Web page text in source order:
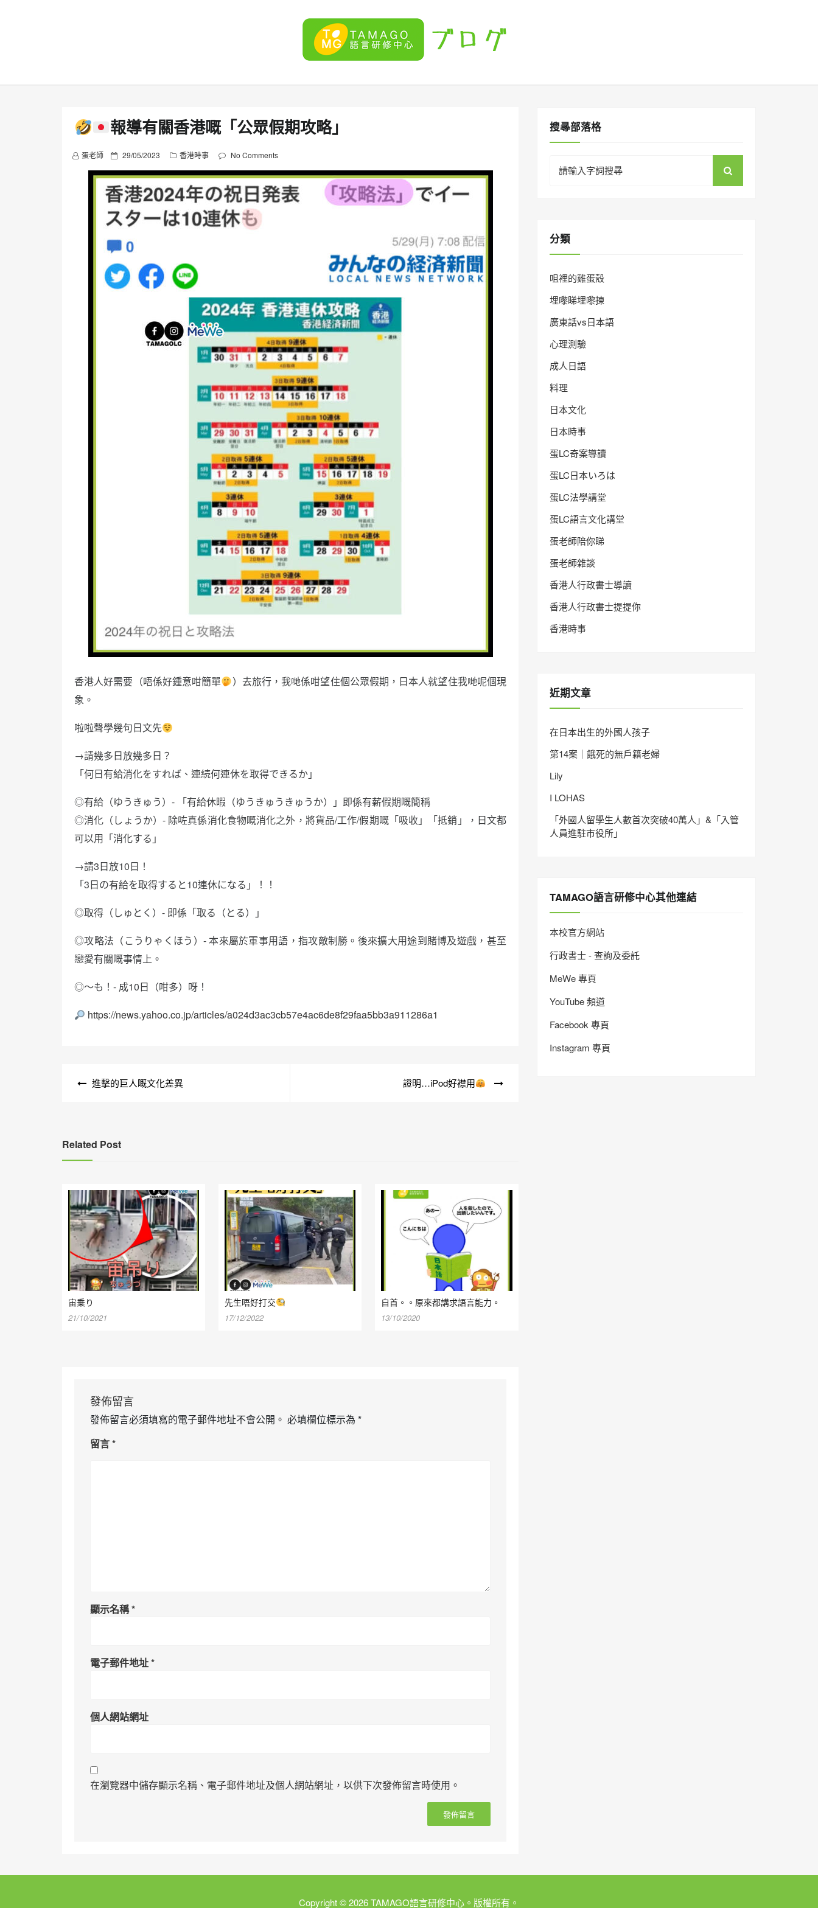
報導有關香港嘅「公眾假期攻略」
蛋老師
P
s
t
e
d
o
29/05/2023 香港時事 No Comments
香港人好需要（唔係好鍾意咁簡單
）去旅行，我哋係咁望住個公眾假期，日本人就望住我哋呢個現
象。
啦啦聲學幾句日文先
→請幾多日放幾多日？
「何日有給消化をすれば、連続何連休を取得できるか」
◎有給（ゆうきゅう）- 「有給休暇（ゆうきゅうきゅうか）」即係有薪假期嘅簡稱
◎消化（しょうか）- 除咗真係消化食物嘅消化之外，將貨品/工作/假期嘅「吸收」「抵銷」，日文都
可以用「消化する」
→請3日放10日！
「3日の有給を取得すると10連休になる」！！
◎取得（しゅとく）- 即係「取る（とる）」
◎攻略法（こうりゃくほう）- 本來屬於軍事用語，指攻敵制勝。後來擴大用途到賭博及遊戲，甚至
戀愛有關嘅事情上。
◎～も！- 成10日（咁多）呀！
https://news.yahoo.co.jp/articles/a024d3ac3cb57e4ac6de8f29faa5bb3a911286a1
進擊的巨人嘅文化差異 證明…iPod好襟用
Related Post
宙乗り
21/10/2021
先生唔好打交
17/12/2022
自首。。原來都講求語言能力。
13/10/2020
發佈留言
發佈留言必須填寫的電子郵件地址不會公開。 必填欄位標示為 *
留言*
顯示名稱*
電子郵件地址*
個人網站網址
在瀏覽器中儲存顯示名稱、電子郵件地址及個人網站網址，以供下次發佈留言時使用。
搜㝷部落格
for:
分類
咀裡的雞蛋殼
埋嚟睇埋嚟揀
廣東話vs日本語
心理測驗
成人日語
料理
日本文化
日本時事
蛋LC奇案導讀
蛋LC日本いろは
蛋LC法學講堂
蛋LC語言文化講堂
蛋老師陪你睇
蛋老師雜談
香港人行政書士導讀
香港人行政書士提提你
香港時事
近期文章
在日本出生的外國人孩子
第14案｜餓死的無戶籍老婦
Lily
I LOHAS
「外國人留學生人數首次突破40萬人」&「入管
人員進駐市役所」
TAMAGO語言研修中心其他連結
本校官方網站
行政書士 - 查詢及委託
MeWe 專頁
YouTube 頻道
Facebook 專頁
Instagram 專頁
Copyright © 2026 TAMAGO語言研修中心。版權所有。